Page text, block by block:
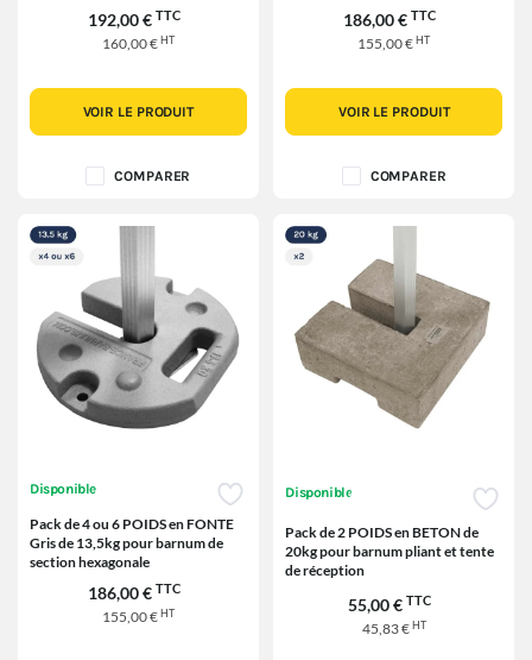
192,00 € TTC
160,00 €HT
VOIR LE PRODUIT
COMPARER
186,00 € TTC
155,00 €HT
VOIR LE PRODUIT
COMPARER
Disponible
Pack de 4 ou 6 POIDS en FONTE
Gris de 13,5kg pour barnum de
section hexagonale
186,00 € TTC
155,00 €HT
Disponible
Pack de 2 POIDS en BETON de
20kg pour barnum pliant et tente
de réception
55,00 € TTC
45,83 €HT